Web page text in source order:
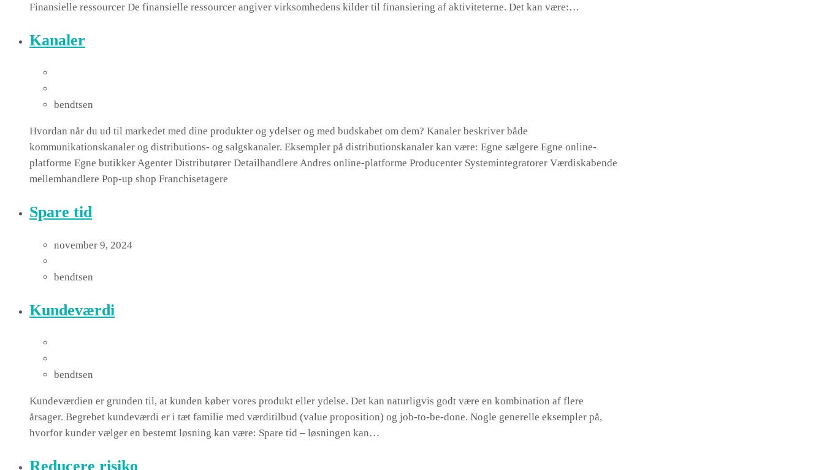
Finansielle ressourcer De finansielle ressourcer angiver virksomhedens kilder til finansiering af aktiviteterne. Det kan være:…
Kanaler
bendtsen
Hvordan når du ud til markedet med dine produkter og ydelser og med budskabet om dem? Kanaler beskriver både
kommunikationskanaler og distributions- og salgskanaler. Eksempler på distributionskanaler kan være: Egne sælgere Egne online-
platforme Egne butikker Agenter Distributører Detailhandlere Andres online-platforme Producenter Systemintegratorer Værdiskabende
mellemhandlere Pop-up shop Franchisetagere
Spare tid
november 9, 2024
bendtsen
Kundeværdi
bendtsen
Kundeværdien er grunden til, at kunden køber vores produkt eller ydelse. Det kan naturligvis godt være en kombination af flere
årsager. Begrebet kundeværdi er i tæt familie med værditilbud (value proposition) og job-to-be-done. Nogle generelle eksempler på,
hvorfor kunder vælger en bestemt løsning kan være: Spare tid – løsningen kan…
Reducere risiko